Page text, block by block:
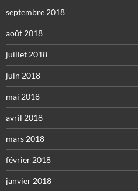
septembre 2018
août 2018
juillet 2018
juin 2018
mai 2018
avril 2018
mars 2018
février 2018
janvier 2018